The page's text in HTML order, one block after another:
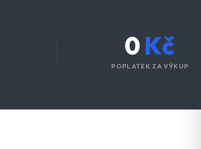
0Kč
POPLATEK ZA VÝKUP